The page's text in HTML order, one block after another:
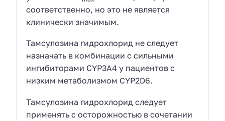
соответственно, но это не является
клинически значимым.
Тамсулозина гидрохлорид не следует
назначать в комбинации с сильными
ингибиторами CYP3A4 у пациентов с
низким метаболизмом CYP2D6.
Тамсулозина гидрохлорид следует
применять с осторожностью в сочетании